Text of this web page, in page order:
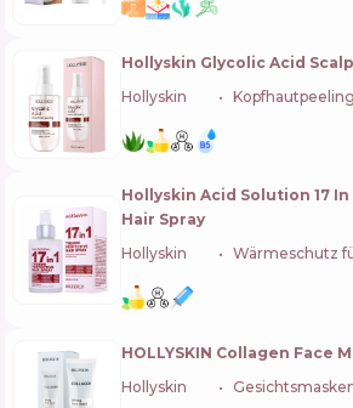
Hollyskin Glycolic Acid
Hollyskin
Kopfhautpeeling
Hollyskin Acid Solution 17
Hair Spray
Hollyskin
Wärmeschutz
HOLLYSKIN Collagen Face
Hollyskin